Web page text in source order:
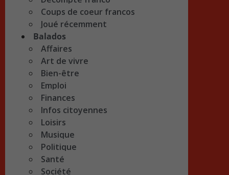
Coups de coeur francos
Joué récemment
Balados
Affaires
Art de vivre
Bien-être
Emploi
Finances
Infos citoyennes
Loisirs
Musique
Politique
Santé
Société